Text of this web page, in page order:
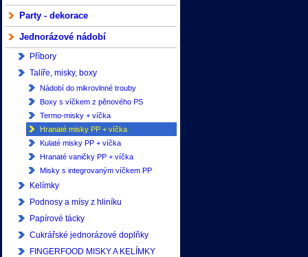
Party - dekorace
Jednorázové nádobí
Příbory
Talíře, misky, boxy
Nádobí do mikrovlnné trouby
Boxy s víčkem z pěnového PS
Termo-misky + víčka
Hranaté misky PP + víčka
Kulaté misky PP + víčka
Hranaté vaničky PP + víčka
Misky s integrovaným víčkem PP
Kelímky
Podnosy a mísy z hliníku
Papírové tácky
Cukrářské jednorázové doplňky
FINGERFOOD MISKY A KELÍMKY